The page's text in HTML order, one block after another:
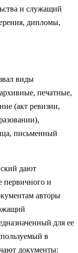
и служащий
дипломы,
виды
печатные,
(акт ревизии,
письменный
дают
первичного и
авторы
для ее
в
документы: